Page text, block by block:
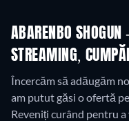
ABARENBO SHOGUN
STREAMING,
Încercăm să adăugăm
am putut găsi o ofertă
Reveniți curând pentru a